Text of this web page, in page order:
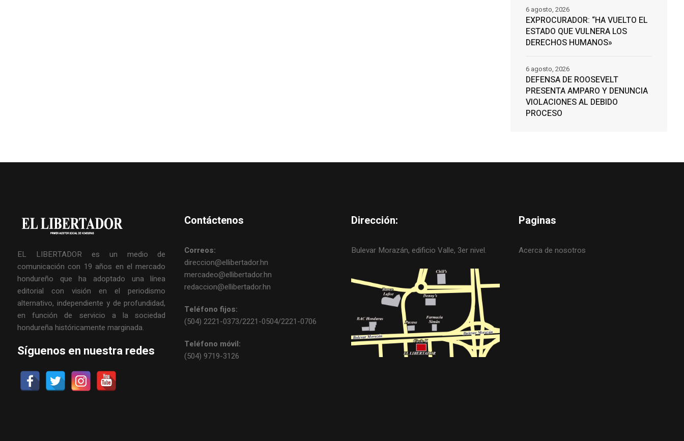
EXPROCURADOR: “HA VUELTO EL
ESTADO QUE VULNERA LOS
DERECHOS HUMANOS»
6 agosto, 2026
DEFENSA DE ROOSEVELT
PRESENTA AMPARO Y DENUNCIA
VIOLACIONES AL DEBIDO
PROCESO
6 agosto, 2026
EL LIBERTADOR es un medio de
comunicación con 19 años en el mercado
hondureño que ha adoptado una línea
editorial con visión en el periodismo
alternativo, independiente y de profundidad,
en función de servicio a la sociedad
hondureña históricamente marginada.
Síguenos en nuestra redes
Contáctenos
Correos:
direccion@ellibertador.hn
mercadeo@ellibertador.hn
redaccion@ellibertador.hn
Teléfono fijos:
(504) 2221-0373/2221-0504/2221-0706
Teléfono móvil:
(504) 9719-3126
Dirección:
Bulevar Morazán, edificio Valle, 3er nivel.
Paginas
Acerca de nosotros